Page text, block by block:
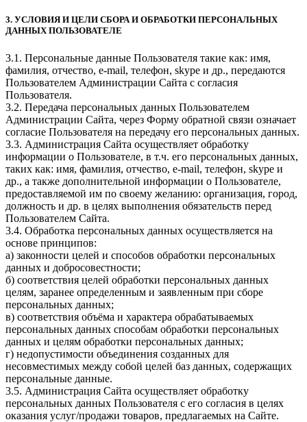
3. УСЛОВИЯ И ЦЕЛИ СБОРА И ОБРАБОТКИ ПЕРСОНАЛЬНЫХ
ДАННЫХ ПОЛЬЗОВАТЕЛЕ
3.1. Персональные данные Пользователя такие как: имя,
фамилия, отчество, e-mail, телефон, skype и др., передаются
Пользователем Администрации Сайта с согласия
Пользователя.
3.2. Передача персональных данных Пользователем
Администрации Сайта, через Форму обратной связи означает
согласие Пользователя на передачу его персональных данных.
3.3. Администрация Сайта осуществляет обработку
информации о Пользователе, в т.ч. его персональных данных,
таких как: имя, фамилия, отчество, e-mail, телефон, skype и
др., а также дополнительной информации о Пользователе,
предоставляемой им по своему желанию: организация, город,
должность и др. в целях выполнения обязательств перед
Пользователем Сайта.
3.4. Обработка персональных данных осуществляется на
основе принципов:
а) законности целей и способов обработки персональных
данных и добросовестности;
б) соответствия целей обработки персональных данных
целям, заранее определенным и заявленным при сборе
персональных данных;
в) соответствия объёма и характера обрабатываемых
персональных данных способам обработки персональных
данных и целям обработки персональных данных;
г) недопустимости объединения созданных для
несовместимых между собой целей баз данных, содержащих
персональные данные.
3.5. Администрация Сайта осуществляет обработку
персональных данных Пользователя с его согласия в целях
оказания услуг/продажи товаров, предлагаемых на Сайте.